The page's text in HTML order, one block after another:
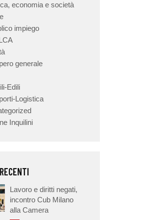
economia e società
impiego
generale
Edili
Logistica
Inquilini
Lavoro e diritti negati,
incontro Cub Milano
alla Camera